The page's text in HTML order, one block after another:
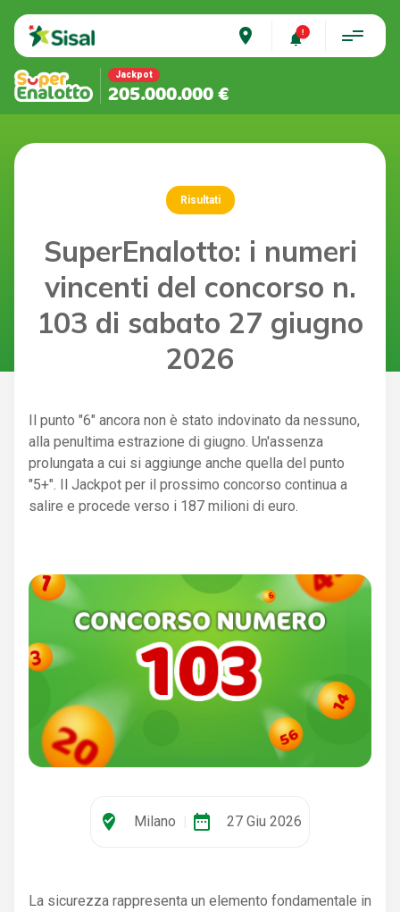
place
Jackpot
205.000.000 €
Risultati
SuperEnalotto: i numeri
vincenti del concorso n.
103 di sabato 27 giugno
2026
Il punto "6" ancora non è stato indovinato da nessuno,
alla penultima estrazione di giugno. Un'assenza
prolungata a cui si aggiunge anche quella del punto
"5+". Il Jackpot per il prossimo concorso continua a
salire e procede verso i 187 milioni di euro.
where_to_vote Milano date_range 27 Giu 2026
La sicurezza rappresenta un elemento fondamentale in